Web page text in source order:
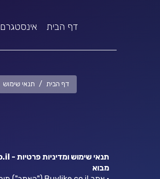
דף הבית אינסטגרם
דף הבית תנאי שימוש
תנאי שימוש ומדיניות פרטיות - BuyLike.co.il
מבוא